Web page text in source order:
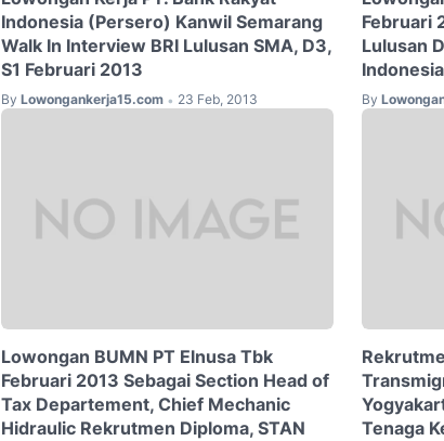
Indonesia (Persero) Kanwil Semarang
Walk In Interview BRI Lulusan SMA, D3,
S1 Februari 2013
By Lowongankerja15.com • 23 Feb, 2013
Februari
Lulusan
Indonesia
By
Lowongan BUMN PT Elnusa Tbk
Februari 2013 Sebagai Section Head of
Tax Departement, Chief Mechanic
Hidraulic Rekrutmen Diploma, STAN
Tenaga